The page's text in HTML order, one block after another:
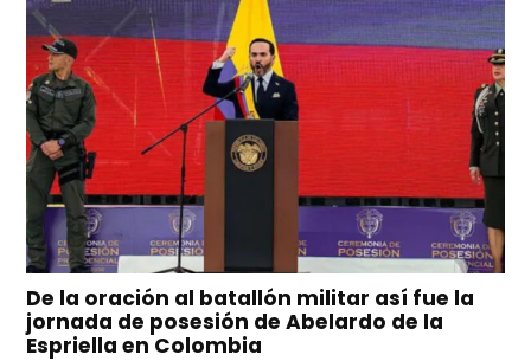
De la oración al batallón militar así fue la
jornada de posesión de Abelardo de la
Espriella en Colombia